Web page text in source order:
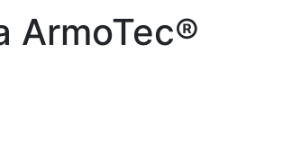
ArmoTec®